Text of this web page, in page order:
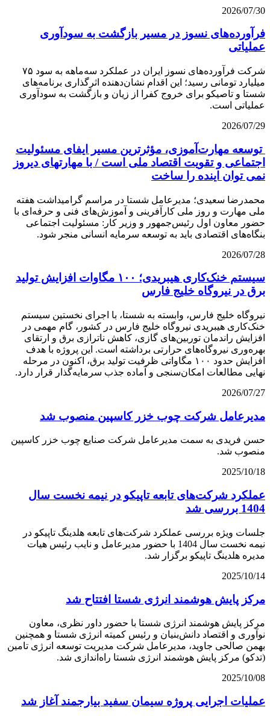
2026/07/30
فرآورده‌های نسوز در مسیر بازگشت به سودآوری
عملیاتی
شرکت فرآورده‌های نسوز ایران در عملکرد سه‌ماهه به سود ۷۵
میلیارد تومانی رسید؛ این اقدام نشان‌دهنده اثرگذاری برنامه‌های
شستا و تاصیکو برای خروج کفرا از زیان و بازگشت به سودآوری
عملیاتی است.
2026/07/29
توسعه مهارت‌آموزی، مؤثرترین مسیر ایفای مسئولیت
اجتماعی و تقویت اقتصاد ملی است / با مهارتهای دیروز
نمی توان اینده را ساخت
محمدرضا سعیدی؛ مدیرعامل شستا در مراسم گرامیداشت هفته
ملی مهارت و روز ملی کارآفرینی و آموزش‌های فنی و حرفه‌ای با
حضور معاون اول رئیس‌جمهور و وزیر کار: مسئولیت اجتماعی
بنگاه‌های اقتصادی باید به توسعه سرمایه انسانی منجر شود.
2026/07/28
سیستم خنک‌کاری هیبریدی؛ ۱۰۰ مگاوات افزایش تولید
برق در نیروگاه خلیج فارس
نیروگاه خلیج فارس، وابسته به شستا، با اجرای نخستین سیستم
خنک‌کاری هیبریدی نیروگاه خلیج فارس در کشور، گام مهمی در
افزایش راندمان توربین‌های گازی، کاهش ناترازی برق و ارتقای
بهره‌وری نیروگاه‌های حرارتی برداشته است. این پروژه با هدف
افزایش حدود ۱۰۰ مگاواتی ظرفیت تولید برق، اکنون در مرحله
نهایی مطالعات امکان‌سنجی و آماده جذب سرمایه‌گذار قرار دارد.
2026/07/27
مدیرعامل شرکت چوب خزر کاسپین منصوب شد
حسن فریدی به سمت مدیرعامل شرکت صنایع چوب خزر کاسپین
منصوب شد.
2025/10/18
عملکرد شرکت‌های تابعه تاپیکو در نیمه نخست سال
1404 بررسی شد
جلسات ویژه بررسی عملکرد شرکت‌های تابعه هلدینگ تاپیکو در
نیمه نخست سال 1404 با حضور مدیرعامل و نایب رئیس هیات
مدیره هلدینگ تاپیکو برگزار شد.
2025/10/14
مرکز پایش هوشمند انرژی شستا افتتاح شد
مرکز پایش هوشمند انرژی شستا با حضور داور نظری، معاون
نوآوری و اقتصاد دانش‌بنیان و رئیس کمیته انرژی شستا و همچنین
بهمن صالحی جاوید، مدیرعامل شرکت مدیریت توسعه انرژی تامین
(تدکو) مرکز پایش هوشمند انرژی شستا راه‌اندازی شد.
2025/10/08
عملیات اجرایی پروژه سیمان سفید بیارجمند آغاز شد